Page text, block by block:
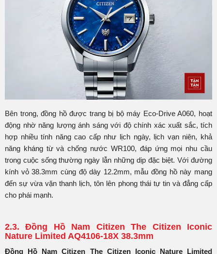
Bên trong, đồng hồ được trang bị bộ máy Eco-Drive A060, hoạt
động nhờ năng lượng ánh sáng với độ chính xác xuất sắc, tích
hợp nhiều tính năng cao cấp như lịch ngày, lịch vạn niên, khả
năng kháng từ và chống nước WR100, đáp ứng mọi nhu cầu
trong cuộc sống thường ngày lẫn những dịp đặc biệt. Với đường
kính vỏ 38.3mm cùng độ dày 12.2mm, mẫu đồng hồ này mang
đến sự vừa vặn thanh lịch, tôn lên phong thái tự tin và đẳng cấp
cho phái mạnh.
2.3. Đồng Hồ Nam Citizen The Citizen Iconic
Nature Limited AQ4106-18X 38.3mm
Đồng Hồ Nam Citizen The Citizen Iconic Nature Limited